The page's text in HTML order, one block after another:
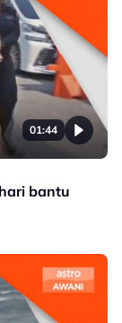
01:44
bantu